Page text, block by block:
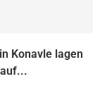
Konavle lagen